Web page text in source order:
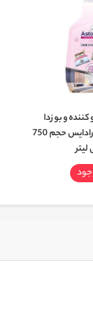
و بو زدا
آستونیش مدل پارادایس حجم 750